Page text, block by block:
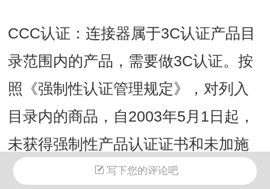
CCC认证：连接器属于3C认证产品目
录范围内的产品，需要做3C认证。按
照《强制性认证管理规定》，对列入
目录内的商品，自2003年5月1日起，
未获得强制性产品认证证书和未加施
中国强制性认证标志的产品不得出
写下您的评论吧